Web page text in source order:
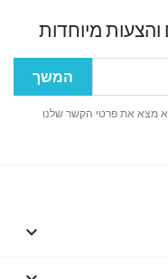
מיוחדות
מצא את פרטי הקשר שלנו
